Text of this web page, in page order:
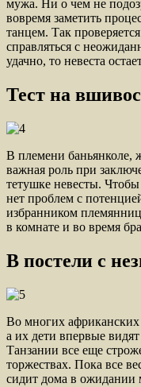
мужа. Ни о чем не
вовремя заметить
танцем. Так
справляться с
удачно, то невеста
Тест на
В племени баньянколе,
важная роль при
тетушке невесты.
нет проблем с
избранником
в комнате и во время
В постели с
Во многих африканских
а их дети впервые
Танзании все еще
торжествах. Пока все
сидит дома в